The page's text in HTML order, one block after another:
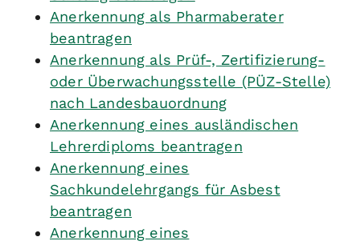
Anerkennung als Pharmaberater
beantragen
Anerkennung als Prüf-, Zertifizierung-
oder Überwachungsstelle (PÜZ-Stelle)
nach Landesbauordnung
Anerkennung eines ausländischen
Lehrerdiploms beantragen
Anerkennung eines
Sachkundelehrgangs für Asbest
beantragen
Anerkennung eines